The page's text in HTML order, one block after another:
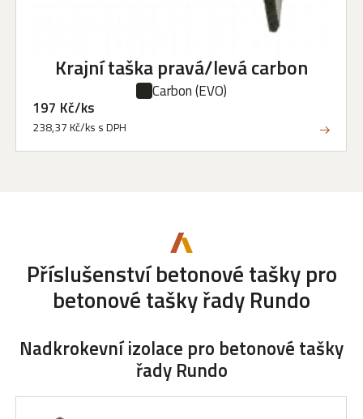
Krajní taška pravá/levá carbon
Carbon(EVO)
197 Kč/ks
238,37 Kč/ks s DPH
Příslušenství betonové taškypro
betonové tašky řady Rundo
Nadkrokevní izolace pro betonové tašky
řady Rundo